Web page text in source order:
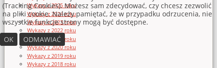
Wykazy z 2025 roku
Wykazy z 2024 roku
Wykazy z 2023 roku
Wykazy z 2022 roku
Wykazy z 2021 roku
Wykazy z 2020 roku
Wykazy z 2019 roku
Wykazy z 2018 roku
(Tracking Cookies). Możesz sam zdecydować, czy chcesz zezwolić
na pliki cookie. Należy pamiętać, że w przypadku odrzucenia, nie
wszystkie funkcje strony mogą być dostępne.
OK
ODMAWIAĆ